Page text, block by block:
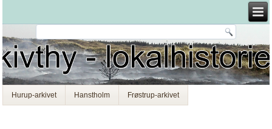
Hurup-arkivet Hanstholm Frøstrup-arkivet